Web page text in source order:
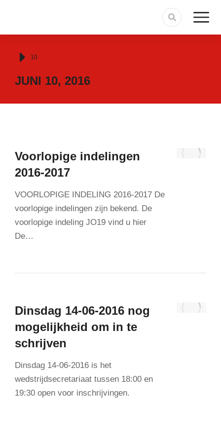
Je bent hier:
10
JUNI 10, 2016
Voorlopige indelingen
2016-2017
VOORLOPIGE INDELING 2016-2017 De
voorlopige indelingen zijn bekend. De
voorlopige indeling JO19 vind u hier
De…
Dinsdag 14-06-2016 nog
mogelijkheid om in te
schrijven
Dinsdag 14-06-2016 is het
wedstrijdsecretariaat tussen 18:00 en
19:30 open voor inschrijvingen.